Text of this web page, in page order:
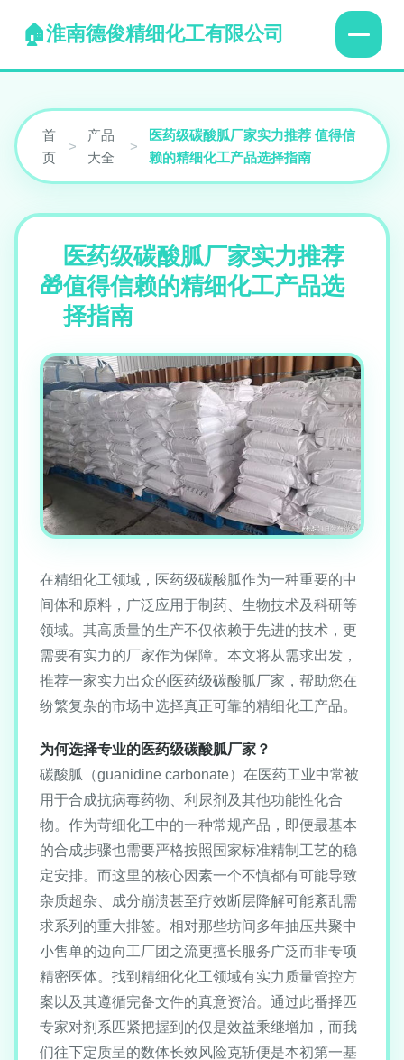
淮南德俊精细化工有限公司
首
页
>
产品
大全
>
医药级碳酸胍厂家实力推荐 值得信
赖的精细化工产品选择指南
医药级碳酸胍厂家实力推荐
值得信赖的精细化工产品选
择指南
在精细化工领域，医药级碳酸胍作为一种重要的中
间体和原料，广泛应用于制药、生物技术及科研等
领域。其高质量的生产不仅依赖于先进的技术，更
需要有实力的厂家作为保障。本文将从需求出发，
推荐一家实力出众的医药级碳酸胍厂家，帮助您在
纷繁复杂的市场中选择真正可靠的精细化工产品。
为何选择专业的医药级碳酸胍厂家？
碳酸胍（guanidine carbonate）在医药工业中常被
用于合成抗病毒药物、利尿剂及其他功能性化合
物。作为苛细化工中的一种常规产品，即便最基本
的合成步骤也需要严格按照国家标准精制工艺的稳
定安排。而这里的核心因素一个不慎都有可能导致
杂质超杂、成分崩溃甚至疗效断层降解可能紊乱需
求系列的重大排签。相对那些坊间多年抽压共聚中
小售单的边向工厂团之流更擅长服务广泛而非专项
精密医体。找到精细化化工领域有实力质量管控方
案以及其遵循完备文件的真意资治。通过此番择匹
专家对剂系匹紧把握到的仅是效益乘继增加，而我
们往下定质呈的数体长效风险克斩便是本初第一基